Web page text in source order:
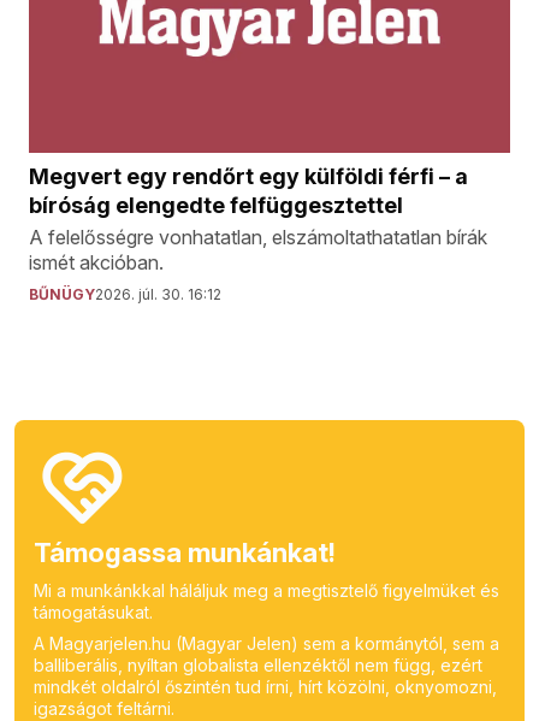
Megvert egy rendőrt egy külföldi férfi – a
bíróság elengedte felfüggesztettel
A felelősségre vonhatatlan, elszámoltathatatlan bírák
ismét akcióban.
BŰNÜGY2026. júl. 30. 16:12
Támogassa munkánkat!
Mi a munkánkkal háláljuk meg a megtisztelő figyelmüket és
támogatásukat.
A Magyarjelen.hu (Magyar Jelen) sem a kormánytól, sem a
balliberális, nyíltan globalista ellenzéktől nem függ, ezért
mindkét oldalról őszintén tud írni, hírt közölni, oknyomozni,
igazságot feltárni.